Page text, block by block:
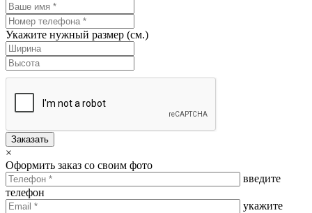
Укажите нужный размер (см.)
Заказать
×
Оформить заказ со своим фото
введите
телефон
укажите